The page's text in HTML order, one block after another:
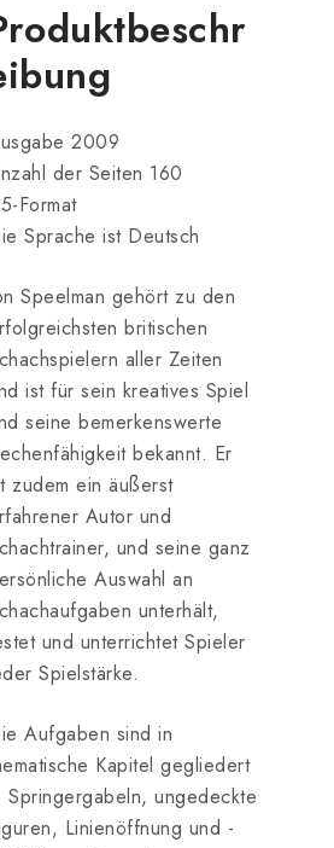
2009
der Seiten 160
Format
Sprache ist Deutsch
Speelman gehört zu den
britischen
aller Zeiten
ist für sein kreatives Spiel
seine bemerkenswerte
bekannt. Er
zudem ein äußerst
Autor und
und seine ganz
Auswahl an
unterhält,
und unterrichtet Spieler
Spielstärke.
Aufgaben sind in
Kapitel gegliedert
ungedeckte
Linienöffnung und -